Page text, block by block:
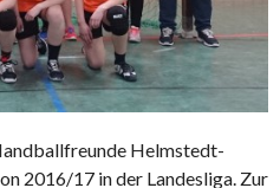
Helmstedt-
2016/17 in der Landesliga. Zur